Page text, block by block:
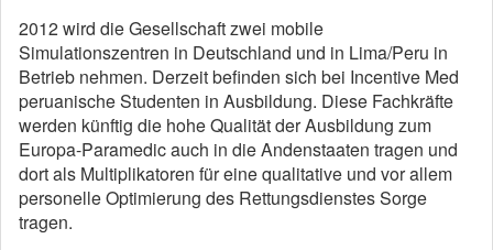
2012 wird die Gesellschaft zwei mobile
Simulationszentren in Deutschland und in Lima/Peru in
Betrieb nehmen. Derzeit befinden sich bei Incentive Med
peruanische Studenten in Ausbildung. Diese Fachkräfte
werden künftig die hohe Qualität der Ausbildung zum
Europa-Paramedic auch in die Andenstaaten tragen und
dort als Multiplikatoren für eine qualitative und vor allem
personelle Optimierung des Rettungsdienstes Sorge
tragen.